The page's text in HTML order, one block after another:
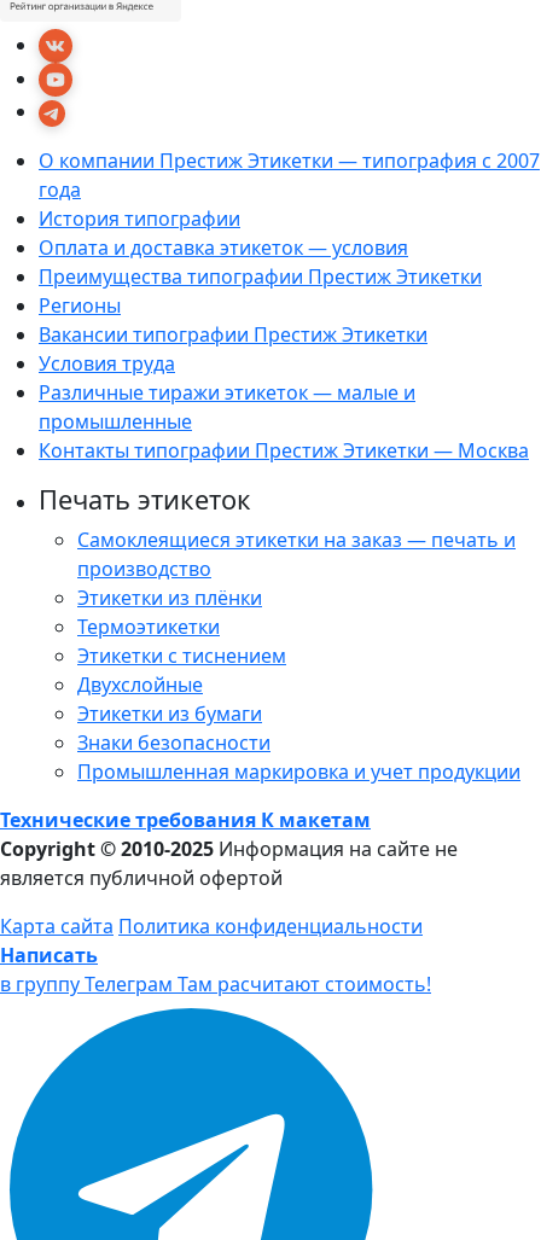
О компании Престиж Этикетки — типография с 2007
года
История типографии
Оплата и доставка этикеток — условия
Преимущества типографии Престиж Этикетки
Регионы
Вакансии типографии Престиж Этикетки
Условия труда
Различные тиражи этикеток — малые и
промышленные
Контакты типографии Престиж Этикетки — Москва
Печать этикеток
Самоклеящиеся этикетки на заказ — печать и
производство
Этикетки из плёнки
Термоэтикетки
Этикетки с тиснением
Двухслойные
Этикетки из бумаги
Знаки безопасности
Промышленная маркировка и учет продукции
Технические требования К макетам
Copyright © 2010-2025 Информация на сайте не
является публичной офертой
Карта сайта Политика конфиденциальности
Написать
в группу Телеграм Там расчитают стоимость!